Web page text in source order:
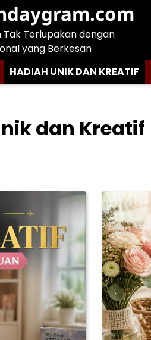
Tak Terlupakan dengan
yang Berkesan
HADIAH UNIK DAN KREATIF
dan Kreatif